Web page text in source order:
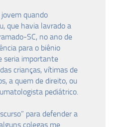
quando
que havia lavrado a
SC, no ano de
para o biênio
seria importante
crianças, vítimas de
a quem de direito, ou
pediátrico.
para defender a
colegas me